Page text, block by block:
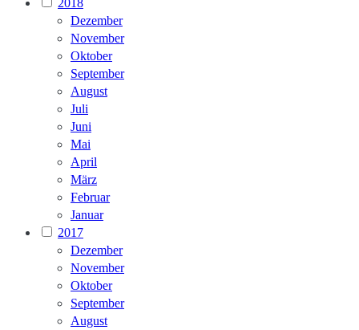
Dezember
November
Oktober
September
August
Juli
Juni
Mai
April
März
Februar
Januar
2017
Dezember
November
Oktober
September
August